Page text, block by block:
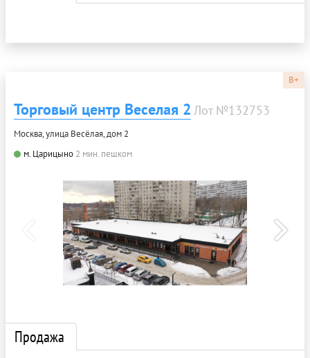
B+
Торговый центр Веселая 2 Лот №132753
Москва, улица Весёлая, дом 2
м. Царицыно 2 мин. пешком
Продажа